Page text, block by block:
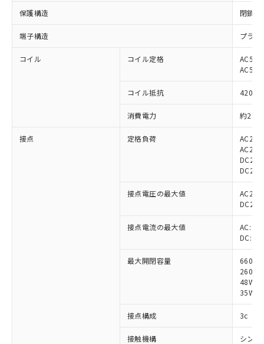
保護構造 閉鎖型
端子構造 プラ
コイル コイル定格
コイル抵抗 420Ω
消費電力 約2.2
接点 定格負荷
接点電圧の最大値
接点電流の最大値
AC: 3A
DC: 3A
最大開閉容量
660VA
48W (
35W (
接点構成 3c
接触機構 シング